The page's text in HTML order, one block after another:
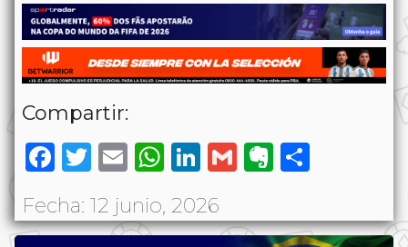
Compartir:
Facebook
Twitter
EmailWhatsApp
LinkedIn
GmailEvernote
Fecha: 12 junio, 2026